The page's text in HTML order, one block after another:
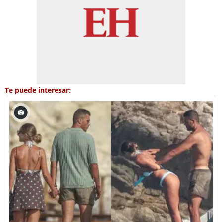
Te puede interesar: